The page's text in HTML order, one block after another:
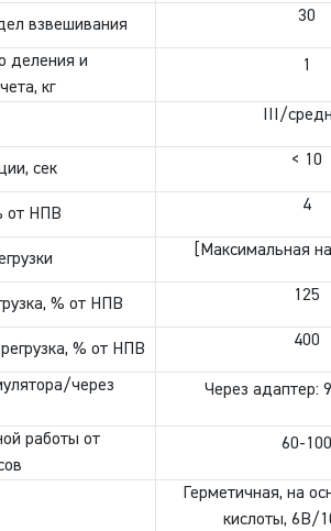
взвешивания 30
деления и
кг
1
III/
сек < 10
от НПВ 4
[Максимальная
% от НПВ 125
% от НПВ 400
через
Через адаптер:
работы от
60-100
Герметичная, на
кислоты, 6В/